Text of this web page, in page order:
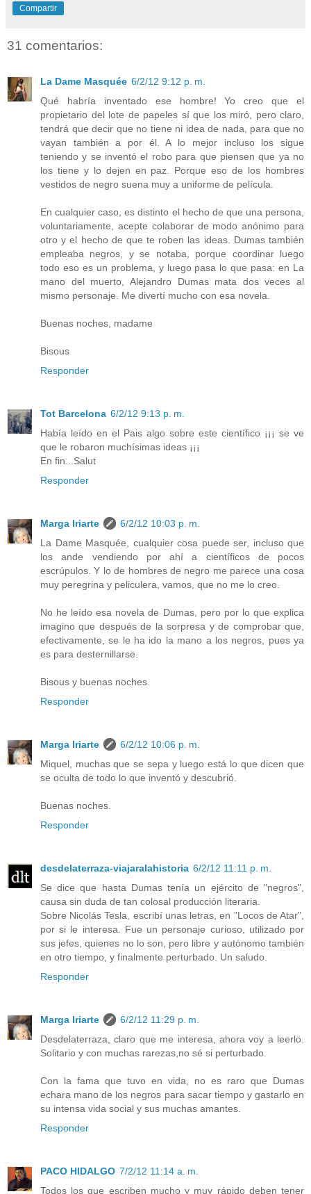
Compartir
31 comentarios:
La Dame Masquée 6/2/12 9:12 p. m.
Qué habría inventado ese hombre! Yo creo que el
propietario del lote de papeles sí que los miró, pero claro,
tendrá que decir que no tiene ni idea de nada, para que no
vayan también a por él. A lo mejor incluso los sigue
teniendo y se inventó el robo para que piensen que ya no
los tiene y lo dejen en paz. Porque eso de los hombres
vestidos de negro suena muy a uniforme de película.
En cualquier caso, es distinto el hecho de que una persona,
voluntariamente, acepte colaborar de modo anónimo para
otro y el hecho de que te roben las ideas. Dumas también
empleaba negros, y se notaba, porque coordinar luego
todo eso es un problema, y luego pasa lo que pasa: en La
mano del muerto, Alejandro Dumas mata dos veces al
mismo personaje. Me divertí mucho con esa novela.
Buenas noches, madame
Bisous
Responder
Tot Barcelona 6/2/12 9:13 p. m.
Había leído en el Pais algo sobre este científico ¡¡¡ se ve
que le robaron muchísimas ideas ¡¡¡
En fin...Salut
Responder
Marga Iriarte
6/2/12 10:03 p. m.
La Dame Masquée, cualquier cosa puede ser, incluso que
los ande vendiendo por ahí a científicos de pocos
escrúpulos. Y lo de hombres de negro me parece una cosa
muy peregrina y peliculera, vamos, que no me lo creo.
No he leído esa novela de Dumas, pero por lo que explica
imagino que después de la sorpresa y de comprobar que,
efectivamente, se le ha ido la mano a los negros, pues ya
es para desternillarse.
Bisous y buenas noches.
Responder
Marga Iriarte
6/2/12 10:06 p. m.
Miquel, muchas que se sepa y luego está lo que dicen que
se oculta de todo lo que inventó y descubrió.
Buenas noches.
Responder
desdelaterraza-viajaralahistoria 6/2/12 11:11 p. m.
Se dice que hasta Dumas tenía un ejército de "negros",
causa sin duda de tan colosal producción literaria.
Sobre Nicolás Tesla, escribí unas letras, en "Locos de Atar",
por si le interesa. Fue un personaje curioso, utilizado por
sus jefes, quienes no lo son, pero libre y autónomo también
en otro tiempo, y finalmente perturbado. Un saludo.
Responder
Marga Iriarte
6/2/12 11:29 p. m.
Desdelaterraza, claro que me interesa, ahora voy a leerlo.
Solitario y con muchas rarezas,no sé si perturbado.
Con la fama que tuvo en vida, no es raro que Dumas
echara mano de los negros para sacar tiempo y gastarlo en
su intensa vida social y sus muchas amantes.
Responder
PACO HIDALGO 7/2/12 11:14 a. m.
Todos los que escriben mucho y muy rápido deben tener